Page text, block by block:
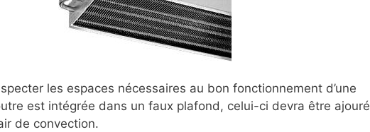
les espaces nécessaires au bon fonctionnement d’une
est intégrée dans un faux plafond, celui-ci devra être ajouré
de convection.